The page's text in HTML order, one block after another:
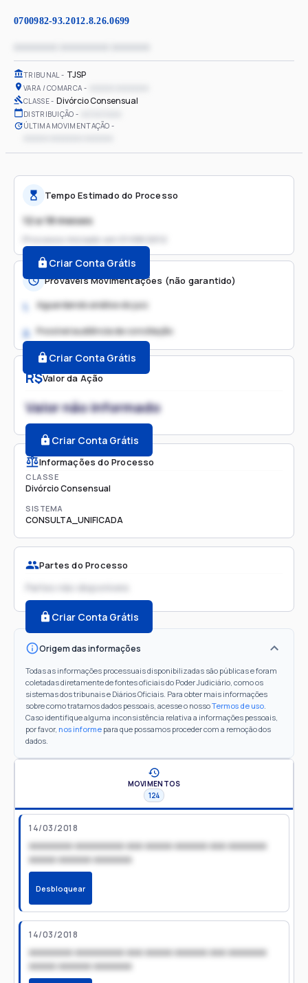
0700982-93.2012.8.26.0699
TRIBUNAL TJSP
VARA / COMARCA
CLASSE Divórcio Consensual
DISTRIBUIÇÃO
ÚLTIMA MOVIMENTAÇÃO
R$Valor da Ação
Valor não informado
Criar Conta Grátis
Informações do Processo
CLASSE
Divórcio Consensual
SISTEMA
CONSULTA_UNIFICADA
Partes do Processo
Partes não disponíveis
Criar Conta Grátis
Origem das informações
Todas as informações processuais disponibilizadas são públicas e foram
coletadas diretamente de fontes oficiais do Poder Judiciário, como os
sistemas dos tribunais e Diários Oficiais. Para obter mais informações
sobre como tratamos dados pessoais, acesse o nossoTermos de uso.
Caso identifique alguma inconsistência relativa a informações pessoais,
por favor, nos informe para que possamos proceder com a remoção dos
dados.
Tempo Estimado do Processo
12 a 18 meses
Processo iniciado em
Criar Conta Grátis
Prováveis Movimentações (não garantido)
1. Aguardando análise do juiz
2. Possível audiência de conciliação
Criar Conta Grátis
MOVIMENTOS
124
14/03/2018
xxxxxxxx xxxxxxxxx xxx xxxxx xxxxxx xxx xxxxxxx
xxxxx xxxxxx xxxxxxx
Desbloquear
14/03/2018
xxxxxxxx xxxxxxxxx xxx xxxxx xxxxxx xxx xxxxxxx
xxxxx xxxxxx xxxxxxx